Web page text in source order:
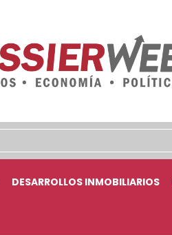
DESARROLLOS INMOBILIARIOS